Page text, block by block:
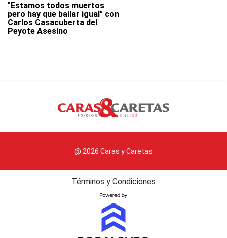
"Estamos todos muertos
pero hay que bailar igual" con
Carlos Casacuberta del
Peyote Asesino
@ 2026 Caras y Caretas
Términos y Condiciones